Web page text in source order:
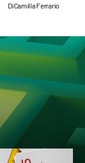
DiCamilla Ferrario